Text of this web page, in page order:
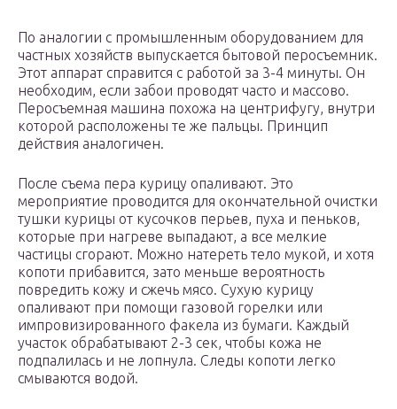
По аналогии с промышленным оборудованием для
частных хозяйств выпускается бытовой перосъемник.
Этот аппарат справится с работой за 3-4 минуты. Он
необходим, если забои проводят часто и массово.
Перосъемная машина похожа на центрифугу, внутри
которой расположены те же пальцы. Принцип
действия аналогичен.
После съема пера курицу опаливают. Это
мероприятие проводится для окончательной очистки
тушки курицы от кусочков перьев, пуха и пеньков,
которые при нагреве выпадают, а все мелкие
частицы сгорают. Можно натереть тело мукой, и хотя
копоти прибавится, зато меньше вероятность
повредить кожу и сжечь мясо. Сухую курицу
опаливают при помощи газовой горелки или
импровизированного факела из бумаги. Каждый
участок обрабатывают 2-3 сек, чтобы кожа не
подпалилась и не лопнула. Следы копоти легко
смываются водой.